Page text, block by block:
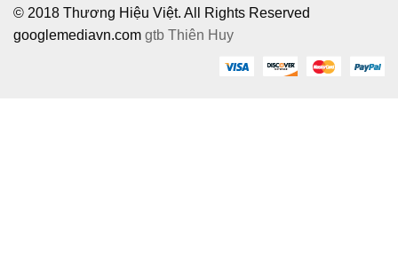
© 2018 Thương Hiệu Việt. All Rights Reserved
googlemediavn.com gtb Thiên Huy